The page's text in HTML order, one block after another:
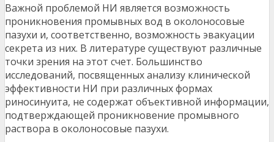
Важной проблемой НИ является возможность
проникновения промывных вод в околоносовые
пазухи и, соответственно, возможность эвакуации
секрета из них. В литературе существуют различные
точки зрения на этот счет. Большинство
исследований, посвященных анализу клинической
эффективности НИ при различных формах
риносинуита, не содержат объективной информации,
подтверждающей проникновение промывного
раствора в околоносовые пазухи.